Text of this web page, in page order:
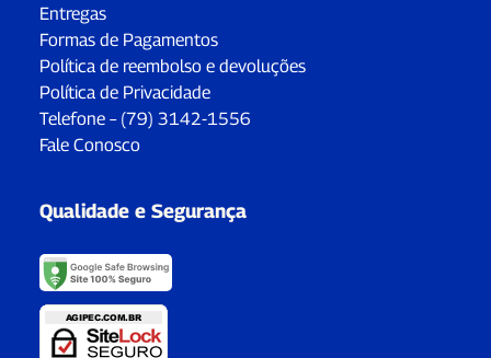
Entregas
Formas de Pagamentos
Política de reembolso e devoluções
Política de Privacidade
Telefone – (79) 3142-1556
Fale Conosco
Qualidade e Segurança